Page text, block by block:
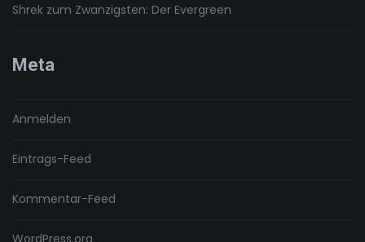
Shrek zum Zwanzigsten: Der Evergreen
Meta
Anmelden
Eintrags-Feed
Kommentar-Feed
WordPress.org